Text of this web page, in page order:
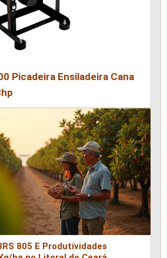
Picadeira Ensiladeira Cana
805 E Produtividades